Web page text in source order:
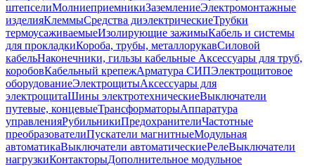
штепселиМолниеприемникиЗаземлениеЭлектромонтажные
изделияКлеммыСредства диэлектрическиеТрубки
термоусаживаемыеИзолирующие зажимыКабель и системы
для прокладкиКороба, трубы, металлорукавСиловой
кабельНаконечники, гильзы кабельные Аксессуары для труб,
коробовКабельный крепежАрматура СИПЭлектрощитовое
оборудованиеЭлектрощитыАксессуары для
электрощитаШины электротехническиеВыключатели
путевые, концевыеТрансформаторыАппаратура
управленияРубильникиПредохранителиЧастотные
преобразователиПускатели магнитныеМодульная
автоматикаВыключатели автоматическиеРелеВыключатели
нагрузкиКонтакторыДополнительное модульное